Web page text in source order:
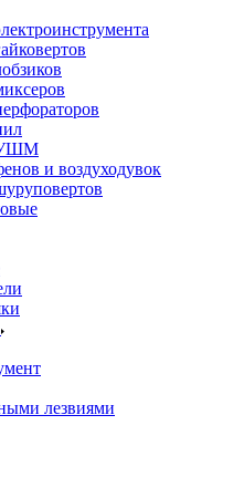
УШМ
и воздуходувок
лезвиями